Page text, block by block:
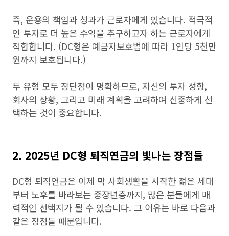
즉, 운용의 책임과 성과가 근로자에게 있습니다. 적극적
인 투자로 더 높은 수익을 추구하고자 하는 근로자에게
적합합니다. (DC형은 예금자보호법에 따라 1인당 5천만
원까지 보호됩니다.)
두 유형 모두 장단점이 명확하므로, 자신의 투자 성향,
회사의 상황, 그리고 미래 계획을 고려하여 신중하게 선
택하는 것이 중요합니다.
2. 2025년 DC형 퇴직연금의 빛나는 장점들
DC형 퇴직연금은 이제 막 사회생활을 시작한 젊은 세대
부터 노후를 바라보는 중장년층까지, 많은 분들에게 매
력적인 선택지가 될 수 있습니다. 그 이유는 바로 다음과
같은 장점들 때문입니다.